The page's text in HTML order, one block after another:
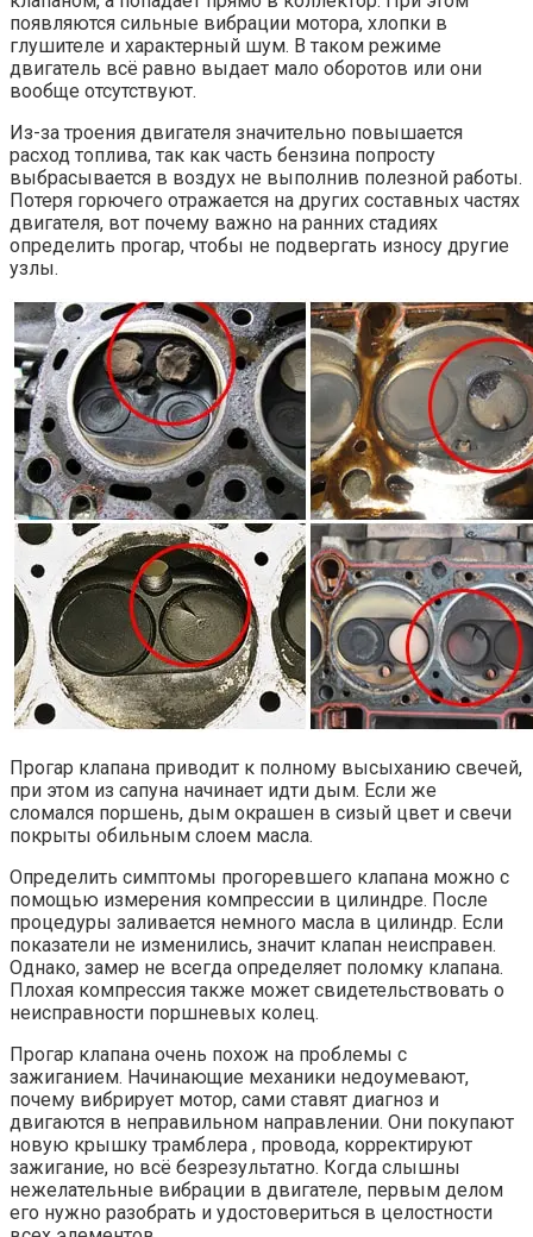
появляются сильные вибрации мотора, хлопки в
глушителе и характерный шум. В таком режиме
двигатель всё равно выдает мало оборотов или они
вообще отсутствуют.
Из-за троения двигателя значительно повышается
расход топлива, так как часть бензина попросту
выбрасывается в воздух не выполнив полезной работы.
Потеря горючего отражается на других составных частях
двигателя, вот почему важно на ранних стадиях
определить прогар, чтобы не подвергать износу другие
узлы.
Прогар клапана приводит к полному высыханию свечей,
при этом из сапуна начинает идти дым. Если же
сломался поршень, дым окрашен в сизый цвет и свечи
покрыты обильным слоем масла.
Определить симптомы прогоревшего клапана можно с
помощью измерения компрессии в цилиндре. После
процедуры заливается немного масла в цилиндр. Если
показатели не изменились, значит клапан неисправен.
Однако, замер не всегда определяет поломку клапана.
Плохая компрессия также может свидетельствовать о
неисправности поршневых колец.
Прогар клапана очень похож на проблемы с
зажиганием. Начинающие механики недоумевают,
почему вибрирует мотор, сами ставят диагноз и
двигаются в неправильном направлении. Они покупают
новую крышку трамблера , провода, корректируют
зажигание, но всё безрезультатно. Когда слышны
нежелательные вибрации в двигателе, первым делом
его нужно разобрать и удостовериться в целостности